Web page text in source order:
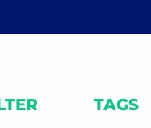
TAGS